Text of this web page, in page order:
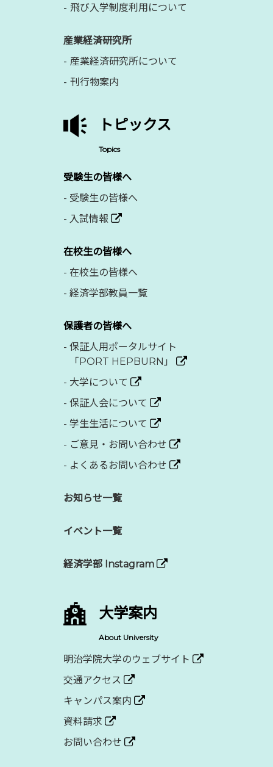
飛び入学制度利用について
産業経済研究所
産業経済研究所について
刊行物案内
トピックス
Topics
受験生の皆様へ
- 受験生の皆様へ
- 入試情報
在校生の皆様へ
- 在校生の皆様へ
- 経済学部教員一覧
保護者の皆様へ
- 保証人用ポータルサイト
「PORT HEPBURN」
- 大学について
- 保証人会について
- 学生生活について
- ご意見・お問い合わせ
- よくあるお問い合わせ
お知らせ一覧
イベント一覧
経済学部 Instagram
大学案内
About University
明治学院大学のウェブサイト
交通アクセス
キャンパス案内
資料請求
お問い合わせ